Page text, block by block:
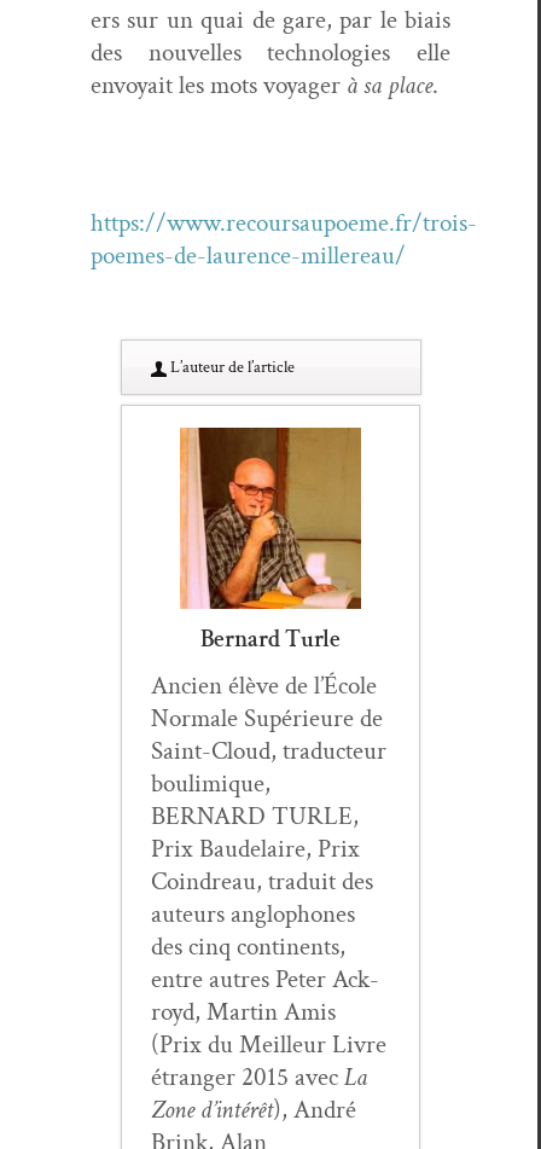
ers sur un quai de gare, par le biais
des nou­velles tech­nolo­gies elle
envoy­ait les mots voy­ager à sa place.
https://www.recoursaupoeme.fr/trois-
poemes-de-laurence-millereau/
L’au­teur de l’article
Bernard Turle
Ancien élève de l’École
Nor­male Supérieure de
Saint-Cloud, tra­duc­teur
boulim­ique,
BERNARD TURLE,
Prix Baude­laire, Prix
Coin­dreau, traduit des
auteurs anglo­phones
des cinq con­ti­nents,
entre autres Peter Ack­
royd, Mar­tin Amis
(Prix du Meilleur Livre
étranger 2015 avecLa
Zone d’intérêt), André